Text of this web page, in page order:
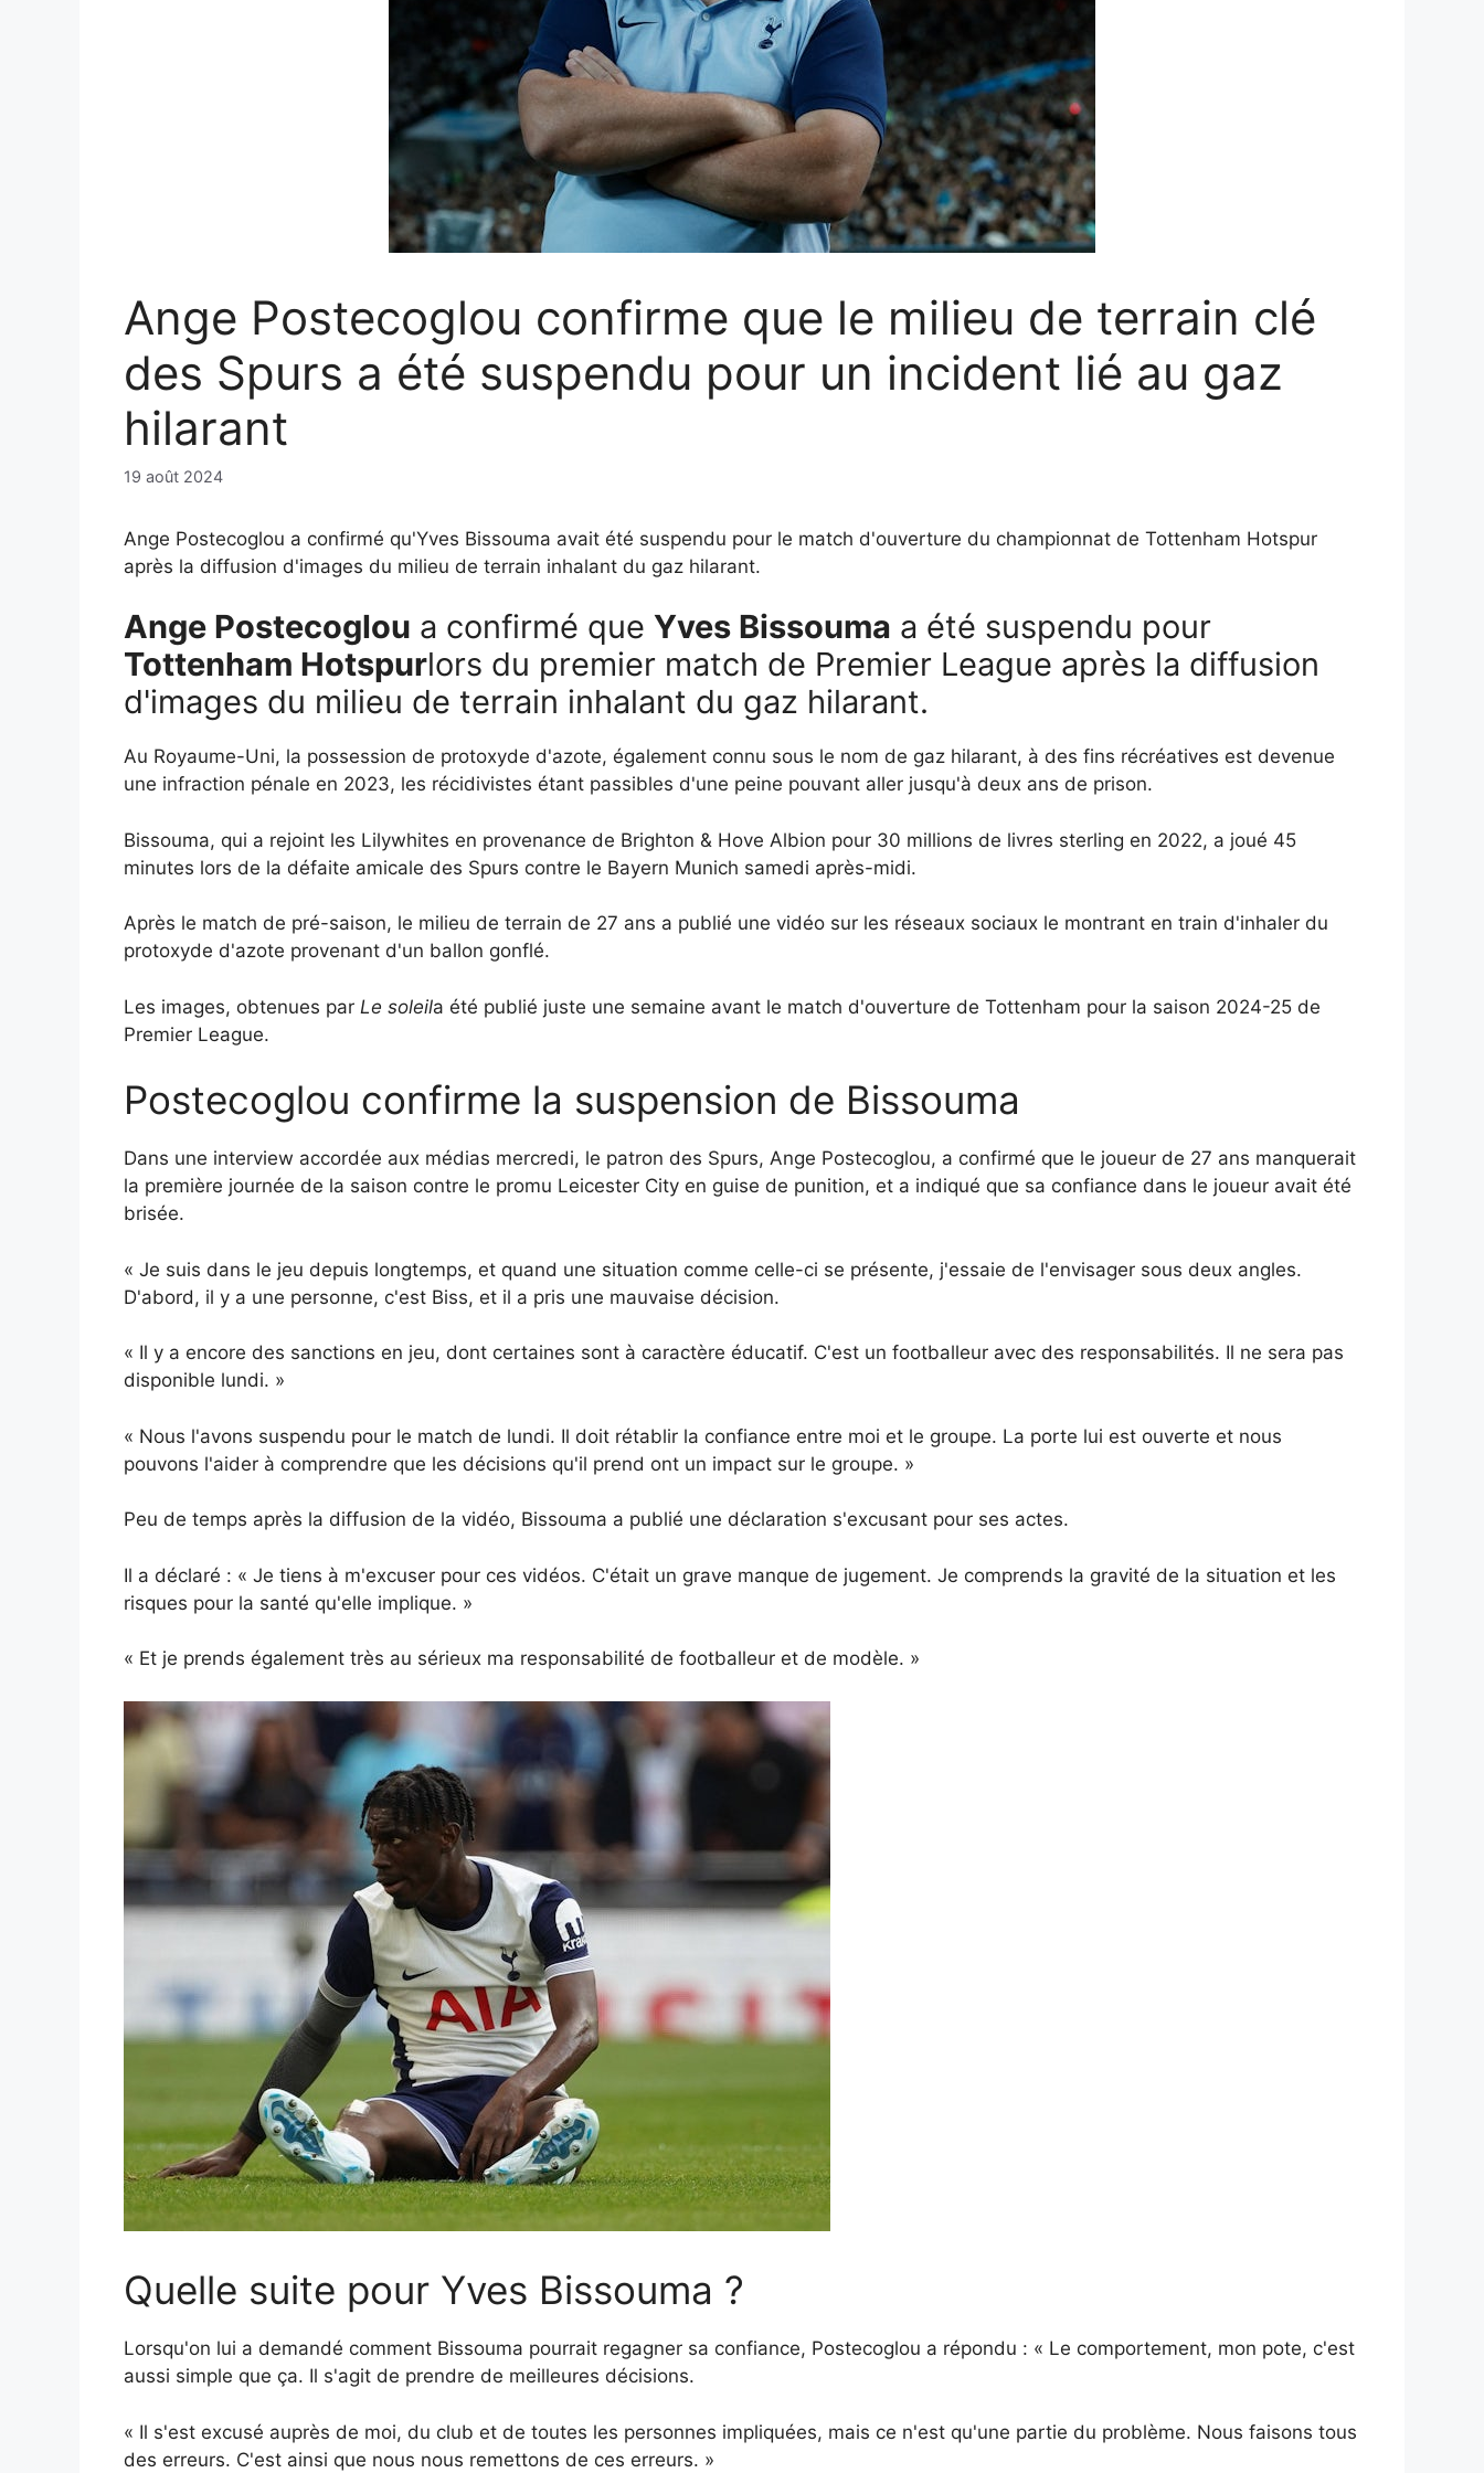
Ange Postecoglou confirme que le milieu de terrain clé
des Spurs a été suspendu pour un incident lié au gaz
hilarant
19 août 2024
Ange Postecoglou a confirmé qu'Yves Bissouma avait été suspendu pour le match d'ouverture du championnat de Tottenham Hotspur
après la diffusion d'images du milieu de terrain inhalant du gaz hilarant.
Ange Postecoglou a confirmé que Yves Bissouma a été suspendu pour
Tottenham Hotspurlors du premier match de Premier League après la diffusion
d'images du milieu de terrain inhalant du gaz hilarant.
Au Royaume-Uni, la possession de protoxyde d'azote, également connu sous le nom de gaz hilarant, à des fins récréatives est devenue
une infraction pénale en 2023, les récidivistes étant passibles d'une peine pouvant aller jusqu'à deux ans de prison.
Bissouma, qui a rejoint les Lilywhites en provenance de Brighton & Hove Albion pour 30 millions de livres sterling en 2022, a joué 45
minutes lors de la défaite amicale des Spurs contre le Bayern Munich samedi après-midi.
Après le match de pré-saison, le milieu de terrain de 27 ans a publié une vidéo sur les réseaux sociaux le montrant en train d'inhaler du
protoxyde d'azote provenant d'un ballon gonflé.
Les images, obtenues par Le soleila été publié juste une semaine avant le match d'ouverture de Tottenham pour la saison 2024-25 de
Premier League.
Postecoglou confirme la suspension de Bissouma
Dans une interview accordée aux médias mercredi, le patron des Spurs, Ange Postecoglou, a confirmé que le joueur de 27 ans manquerait
la première journée de la saison contre le promu Leicester City en guise de punition, et a indiqué que sa confiance dans le joueur avait été
brisée.
« Je suis dans le jeu depuis longtemps, et quand une situation comme celle-ci se présente, j'essaie de l'envisager sous deux angles.
D'abord, il y a une personne, c'est Biss, et il a pris une mauvaise décision.
« Il y a encore des sanctions en jeu, dont certaines sont à caractère éducatif. C'est un footballeur avec des responsabilités. Il ne sera pas
disponible lundi. »
« Nous l'avons suspendu pour le match de lundi. Il doit rétablir la confiance entre moi et le groupe. La porte lui est ouverte et nous
pouvons l'aider à comprendre que les décisions qu'il prend ont un impact sur le groupe. »
Peu de temps après la diffusion de la vidéo, Bissouma a publié une déclaration s'excusant pour ses actes.
Il a déclaré : « Je tiens à m'excuser pour ces vidéos. C'était un grave manque de jugement. Je comprends la gravité de la situation et les
risques pour la santé qu'elle implique. »
« Et je prends également très au sérieux ma responsabilité de footballeur et de modèle. »
Quelle suite pour Yves Bissouma ?
Lorsqu'on lui a demandé comment Bissouma pourrait regagner sa confiance, Postecoglou a répondu : « Le comportement, mon pote, c'est
aussi simple que ça. Il s'agit de prendre de meilleures décisions.
« Il s'est excusé auprès de moi, du club et de toutes les personnes impliquées, mais ce n'est qu'une partie du problème. Nous faisons tous
des erreurs. C'est ainsi que nous nous remettons de ces erreurs. »